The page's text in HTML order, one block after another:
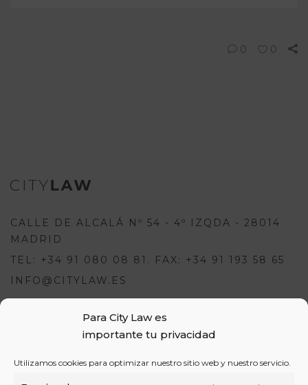
Para City Law es
importante tu privacidad
Utilizamos cookies para optimizar nuestro sitio web y nuestro servicio.
Para escribir una opinión debes
estar registrado e iniciar sesión:
REGÍSTRATE INICIA SESIÓN
0 0
CALLE DE ALCALÁ Nº 54 - 4º IZQDA - 28014
MADRID
TEL: +34 91 080 08 81. FAX: +34 91 193 58 65
INFO@CITYLAW.ES